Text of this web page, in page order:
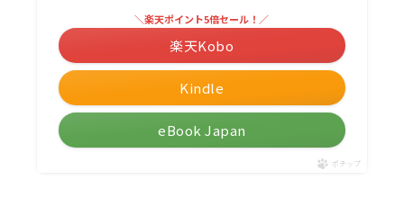
Kindle
＼楽天ポイント5倍セール！／
楽天Kobo
eBook Japan
ポチップ